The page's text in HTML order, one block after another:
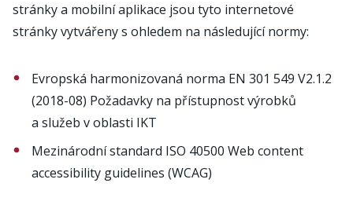
stránky a mobilní aplikace jsou tyto internetové
stránky vytvářeny s ohledem na následující normy:
Evropská harmonizovaná norma EN 301 549 V2.1.2
(2018-08) Požadavky na přístupnost výrobků
a služeb v oblasti IKT
Mezinárodní standard ISO 40500 Web content
accessibility guidelines (WCAG)